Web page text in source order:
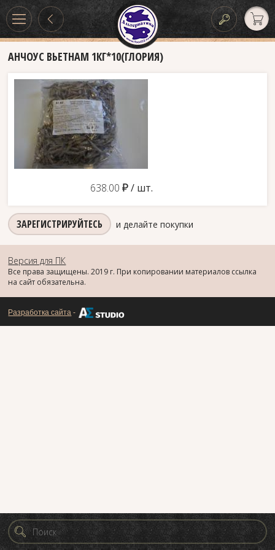
АНЧОУС ВЬЕТНАМ 1КГ*10(ГЛОРИЯ)
638.00 д/ шт.
ЗАРЕГИСТРИРУЙТЕСЬ и делайте покупки
Версия для ПК
Все права защищены. 2019 г. При копировании материалов ссылка
на сайт обязательна.
Разработка сайта -